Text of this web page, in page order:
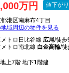
万円 値下がり
港区南麻布4丁目
地域周辺の物件を見る
トロ日比谷線 広尾/徒歩
トロ南北線 白金高輪/徒
上7階 地下1階建